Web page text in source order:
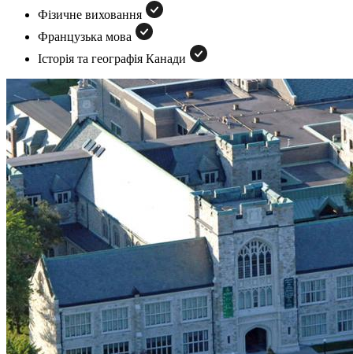
Фізичне виховання
Французька мова
Історія та географія Канади